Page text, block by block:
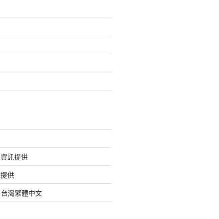
訊提供
供
灣繁體中文